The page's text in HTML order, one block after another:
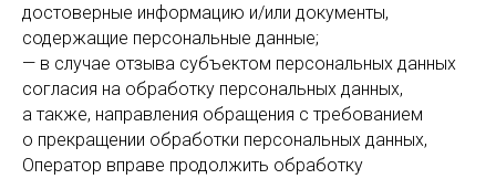
достоверные информацию и/или документы,
содержащие персональные данные;
— в случае отзыва субъектом персональных данных
согласия на обработку персональных данных,
а также, направления обращения с требованием
о прекращении обработки персональных данных,
Оператор вправе продолжить обработку